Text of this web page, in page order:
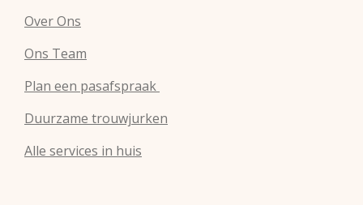
Over Ons
Ons Team
Plan een pasafspraak
Duurzame trouwjurken
Alle services in huis